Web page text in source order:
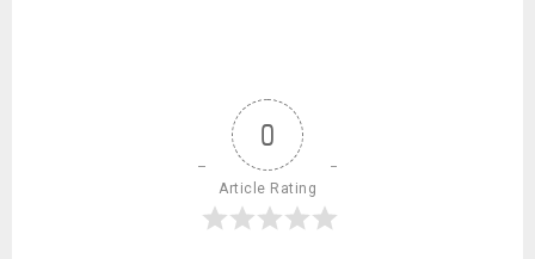
0
Article Rating